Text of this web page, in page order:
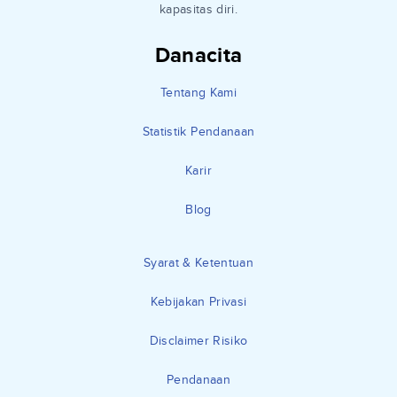
Danacita
Tentang Kami
Statistik Pendanaan
Karir
Blog
Syarat & Ketentuan
Kebijakan Privasi
Disclaimer Risiko
Pendanaan
kapasitas diri.